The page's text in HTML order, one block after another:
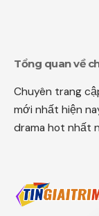
Tổng quan về
Chuyên trang
mới nhất hiện
drama hot nhất